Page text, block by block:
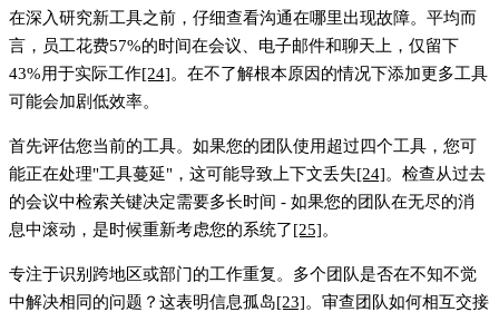
在深入研究新工具之前，仔细查看沟通在哪里出现故障。平均而
言，员工花费57%的时间在会议、电子邮件和聊天上 ，仅留下
43%用于实际工作[24]。在不了解根本原因的情况下添加更多工具
可能会加剧低效率。
首先评估您当前的工具。如果您的团队使用超过四个工具，您可
能正在处理"工具蔓延"，这可能导致上下文丢失[24]。检查从过去
的会议中检索关键决定需要多长时间 - 如果您的团队在无尽的消
息中滚动，是时候重新考虑您的系统了[25]。
专注于识别 跨地区或部门的工作重复 。多个团队是否在不知不觉
中解决相同的问题？这表明信息孤岛[23]。审查团队如何相互交接